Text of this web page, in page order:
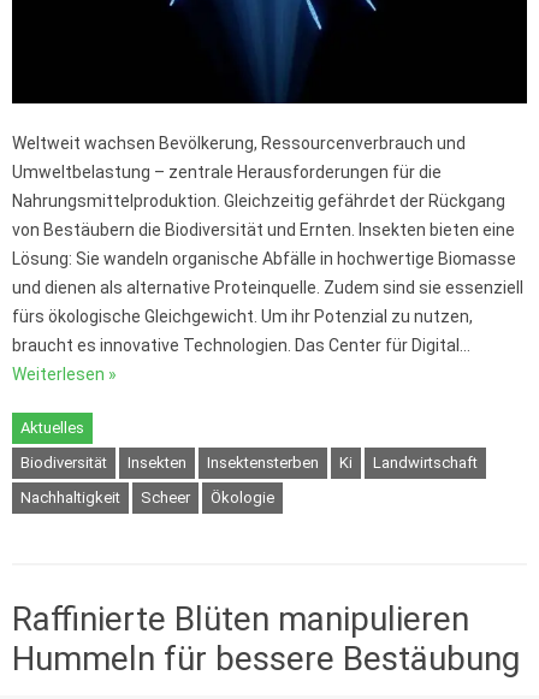
Weltweit wachsen Bevölkerung, Ressourcenverbrauch und
Umweltbelastung – zentrale Herausforderungen für die
Nahrungsmittelproduktion. Gleichzeitig gefährdet der Rückgang
von Bestäubern die Biodiversität und Ernten. Insekten bieten eine
Lösung: Sie wandeln organische Abfälle in hochwertige Biomasse
und dienen als alternative Proteinquelle. Zudem sind sie essenziell
fürs ökologische Gleichgewicht. Um ihr Potenzial zu nutzen,
braucht es innovative Technologien. Das Center für Digital…
Weiterlesen »
Aktuelles
Biodiversität
Insekten Insektensterben Ki
Landwirtschaft
Nachhaltigkeit
Scheer Ökologie
Raffinierte Blüten manipulieren
Hummeln für bessere Bestäubung